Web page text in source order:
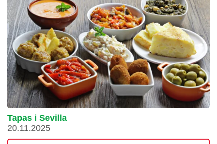
Tapas i Sevilla
20.11.2025